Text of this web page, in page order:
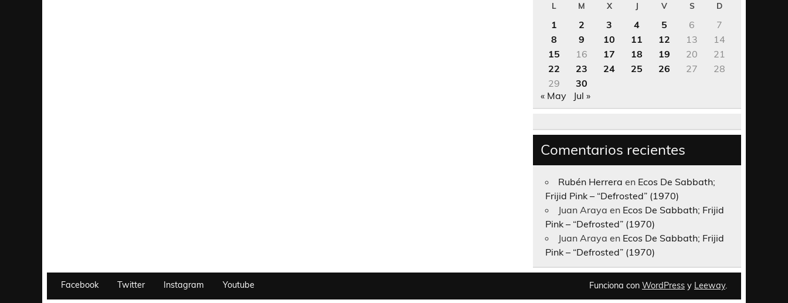
L M X J V S D
1 2 3 4 5 6
7
8
9 10 11 12 13
14
15
16 17 18 19 20
21
22
23 24 25 26 27
28
29
30
« May
Jul »
Comentarios recientes
Rubén Herrera en Ecos De Sabbath;
Frijid Pink – “Defrosted” (1970)
Juan Araya en Ecos De Sabbath; Frijid
Pink – “Defrosted” (1970)
Juan Araya en Ecos De Sabbath; Frijid
Pink – “Defrosted” (1970)
Facebook Twitter Instagram Youtube Funciona con WordPress y Leeway.